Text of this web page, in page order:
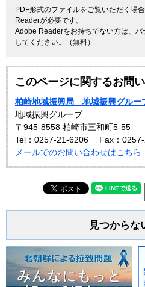
PDF形式のファイルをご覧いただく場
Readerが必要です。
Adobe Readerをお持ちでない方は、
してください。（無料）
このページに関するお問
柏崎地域振興局 地域振興グルー
地域振興グループ
〒945-8558 柏崎市三和町5-55
Tel：0257-21-6206
Fax：
メールでのお問い合わせはこちら
見つからな